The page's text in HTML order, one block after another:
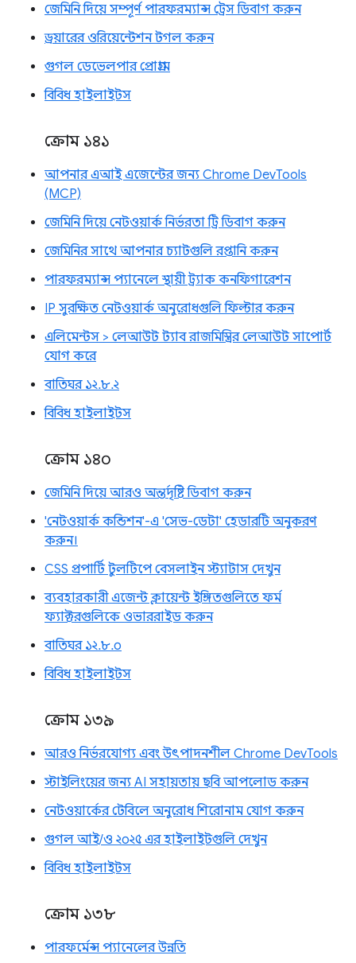
জেমিনি দিয়ে সম্পূর্ণ পারফরম্যান্স ট্রেস ডিবাগ করুন
ড্রয়ারের ওরিয়েন্টেশন টগল করুন
গুগল ডেভেলপার প্রোগ্রাম
বিবিধ হাইলাইটস
ক্রোম ১৪১
আপনার এআই এজেন্টের জন্য Chrome DevTools
(MCP)
জেমিনি দিয়ে নেটওয়ার্ক নির্ভরতা ট্রি ডিবাগ করুন
জেমিনির সাথে আপনার চ্যাটগুলি রপ্তানি করুন
পারফরম্যান্স প্যানেলে স্থায়ী ট্র্যাক কনফিগারেশন
IP সুরক্ষিত নেটওয়ার্ক অনুরোধগুলি ফিল্টার করুন
এলিমেন্টস > লেআউট ট্যাব রাজমিস্ত্রির লেআউট সাপোর্ট
যোগ করে
বাতিঘর ১২.৮.২
বিবিধ হাইলাইটস
ক্রোম ১৪০
জেমিনি দিয়ে আরও অন্তর্দৃষ্টি ডিবাগ করুন
'নেটওয়ার্ক কন্ডিশন'-এ 'সেভ-ডেটা' হেডারটি অনুকরণ
করুন।
CSS প্রপার্টি টুলটিপে বেসলাইন স্ট্যাটাস দেখুন
ব্যবহারকারী এজেন্ট ক্লায়েন্ট ইঙ্গিতগুলিতে ফর্ম
ফ্যাক্টরগুলিকে ওভাররাইড করুন
বাতিঘর ১২.৮.০
বিবিধ হাইলাইটস
ক্রোম ১৩৯
আরও নির্ভরযোগ্য এবং উৎপাদনশীল Chrome DevTools
স্টাইলিংয়ের জন্য AI সহায়তায় ছবি আপলোড করুন
নেটওয়ার্কের টেবিলে অনুরোধ শিরোনাম যোগ করুন
গুগল আই/ও ২০২৫ এর হাইলাইটগুলি দেখুন
বিবিধ হাইলাইটস
ক্রোম ১৩৮
পারফর্মেন্স প্যানেলের উন্নতি